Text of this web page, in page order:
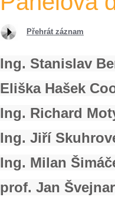
Přehrát záznam
Ing. Stanislav
Eliška Hašek
Ing. Richard
Ing. Jiří
Ing. Milan
prof. Jan